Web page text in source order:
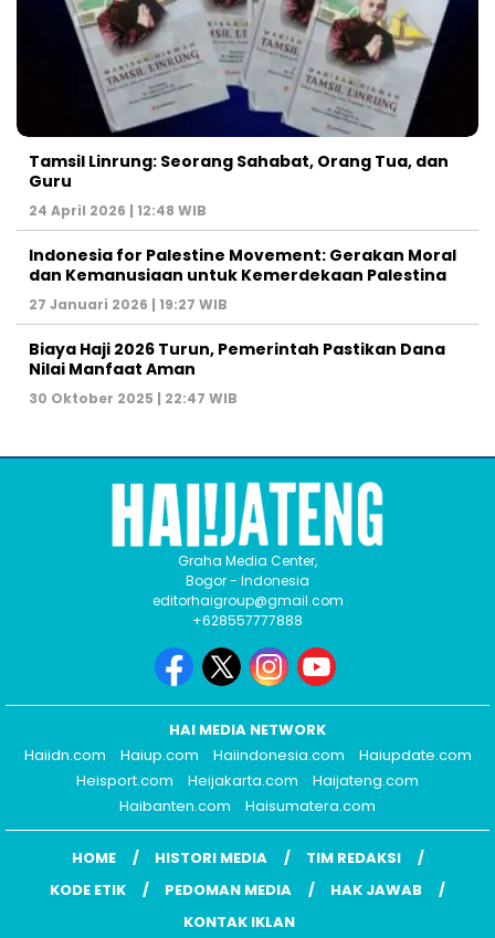
Tamsil Linrung: Seorang Sahabat, Orang Tua, dan
Guru
24 April 2026 | 12:48 WIB
Indonesia for Palestine Movement: Gerakan Moral
dan Kemanusiaan untuk Kemerdekaan Palestina
27 Januari 2026 | 19:27 WIB
Biaya Haji 2026 Turun, Pemerintah Pastikan Dana
Nilai Manfaat Aman
30 Oktober 2025 | 22:47 WIB
Graha Media Center,
Bogor - Indonesia
editorhaigroup@gmail.com
+628557777888
HAI MEDIA NETWORK
Haiidn.com
Haiup.com Haiindonesia.com
Haiupdate.com
Heisport.com
Heijakarta.com
Haijateng.com
Haibanten.com
Haisumatera.com
HOME HISTORI MEDIA
TIM REDAKSI
KODE ETIK
PEDOMAN MEDIA
HAK JAWAB
KONTAK IKLAN